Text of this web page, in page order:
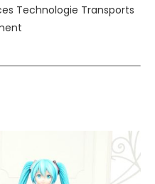
Technologie Transports